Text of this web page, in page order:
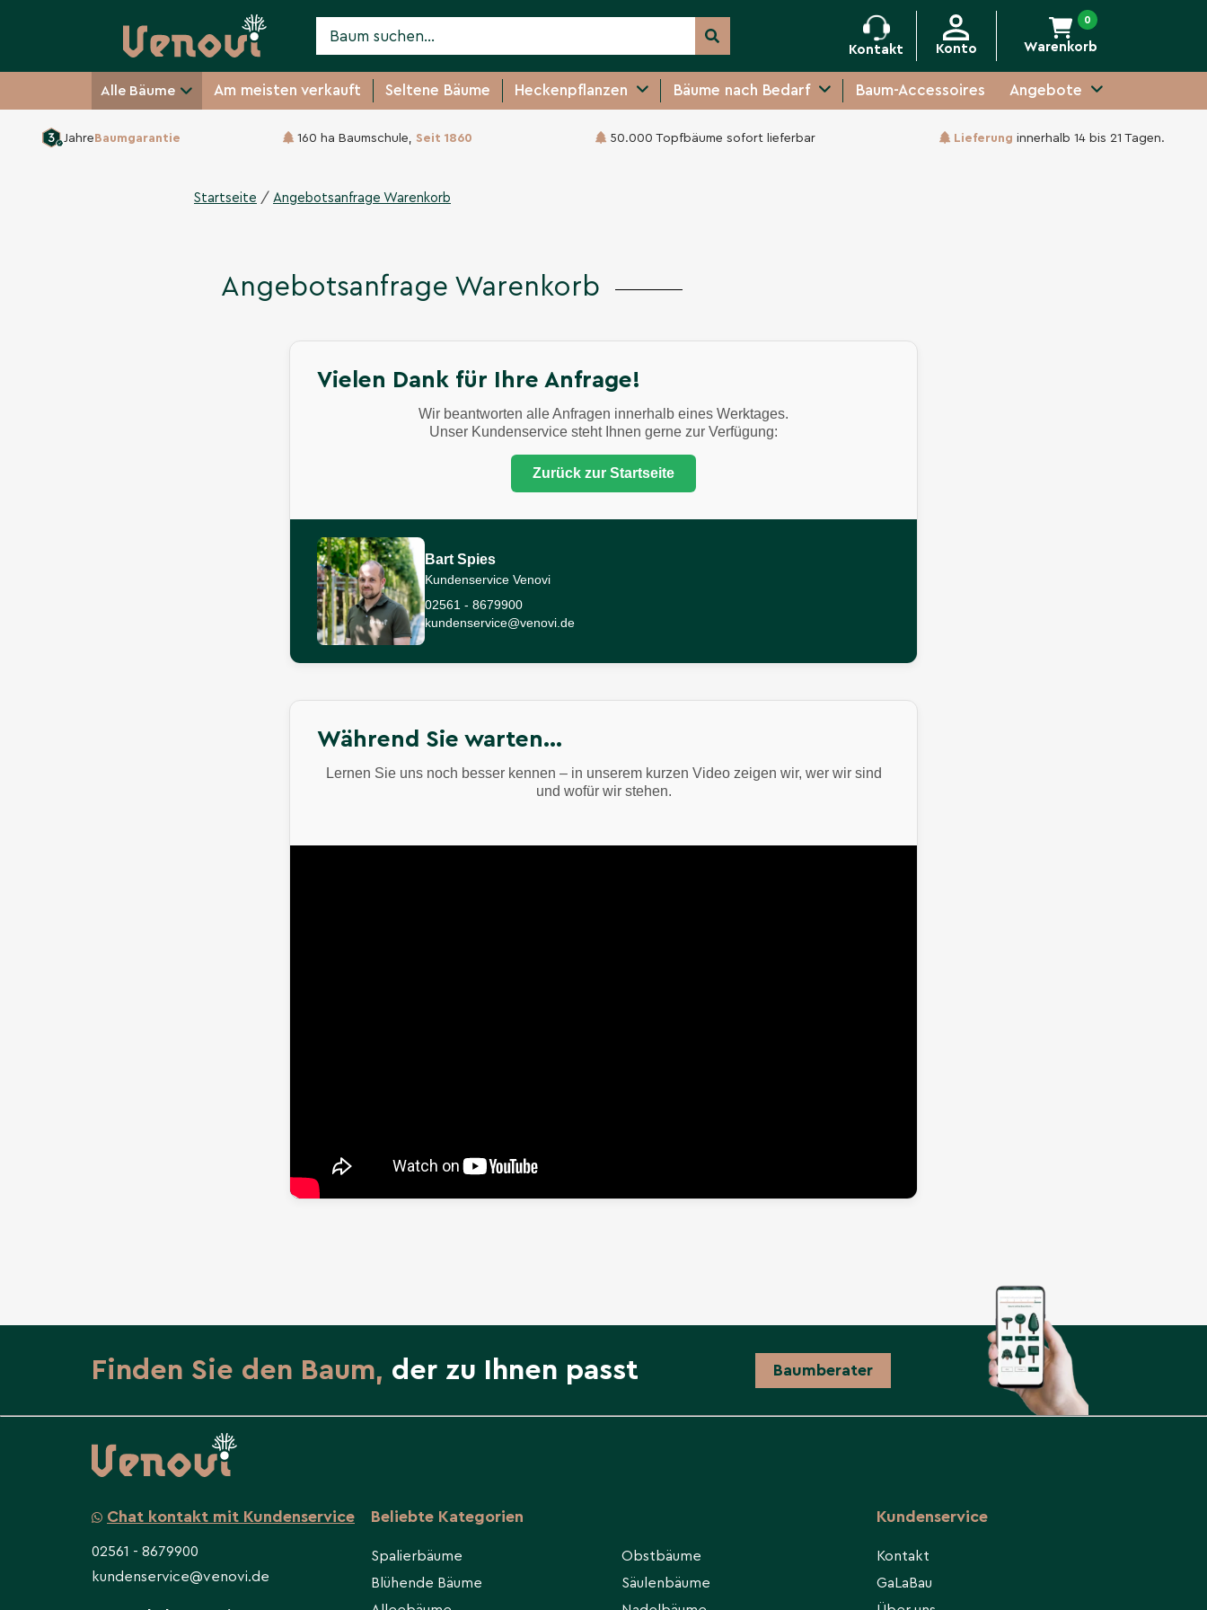
Kontakt Konto Warenkorb
0
Alle Bäume Am meisten verkauft Seltene Bäume Heckenpflanzen Bäume nach Bedarf Baum-Accessoires Angebote
JahreBaumgarantie 160 ha Baumschule, Seit 1860 50.000 Topfbäume sofort lieferbar Lieferung innerhalb 14 bis 21 Tagen.
Startseite / Angebotsanfrage Warenkorb
Angebotsanfrage Warenkorb
Vielen Dank für Ihre Anfrage!
Wir beantworten alle Anfragen innerhalb eines Werktages.
Unser Kundenservice steht Ihnen gerne zur Verfügung:
Zurück zur Startseite
Bart Spies
Kundenservice Venovi
02561 - 8679900
kundenservice@venovi.de
Während Sie warten…
Lernen Sie uns noch besser kennen – in unserem kurzen Video zeigen wir, wer wir sind
und wofür wir stehen.
Finden Sie den Baum, der zu Ihnen passt Baumberater
Chat kontakt mit Kundenservice
02561 - 8679900
kundenservice@venovi.de
Beliebte Kategorien
Spalierbäume
Blühende Bäume
Obstbäume
Säulenbäume
Kundenservice
Kontakt
GaLaBau